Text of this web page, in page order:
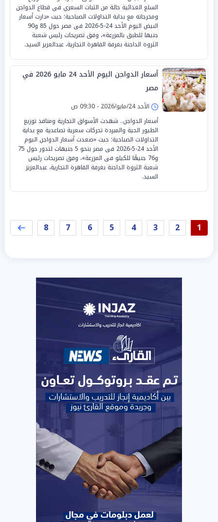
السلع الغذائية حالة من الثبات السعري في قطاع الدواجن
ومخرجاته مع بداية التداولات الصباحية؛ حيث «دارت أسعار
البيض اليوم الأحد 24-5-2026 فى مصر حول 85 و90
جنيها للطبق بالمزرعة»، وفق تصريحات رئيس شعبة
الثروة الداجنة بغرفة القاهرة التجارية، عبدالعزيز السيد.
أسعار الدواجن اليوم الأحد 24 مايو 2026 في
مصر
الأحد 24/مايو/2026 - 09:30 ص
أسعار الدواجن.. شهدت الأسواق التجارية ومنافذ توزيع
الطيور الحية والمبردة تحركات سعرية تصاعدية مع بداية
التداولات الصباحية؛ حيث «صعدت أسعار الدواجن اليوم
الأحد 24-5-2026 فى مصر بنحو 5 جنيهات لتدور حول 75
و76 جنيهًا للكيلو فى المزرعة»، وفق تصريحات رئيس
شعبة الثروة الداجنة بغرفة القاهرة التجارية، عبدالعزيز
السيد.
1
2
3
4
5
6
7
8